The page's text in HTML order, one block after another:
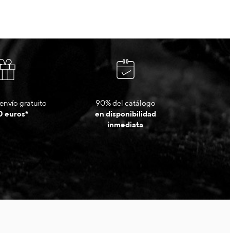
gratuito
euros*
90% del catálogo
en disponibilidad
inmediata